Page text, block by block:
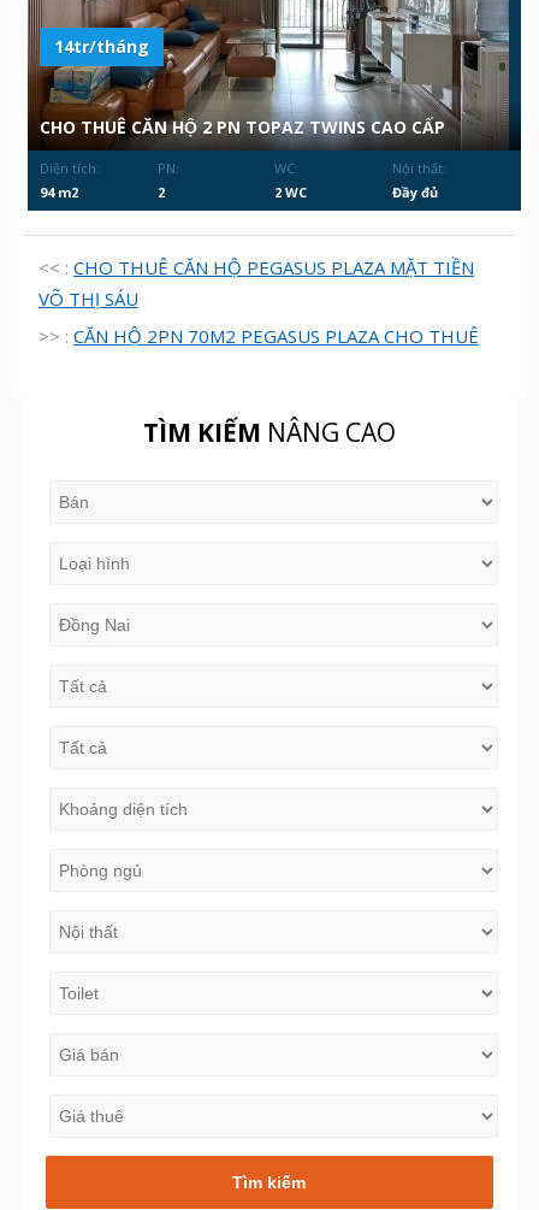
14tr/tháng
CHO THUÊ CĂN HỘ 2 PN TOPAZ TWINS CAO CẤP
Diện tích:
94 m2
PN:
2
WC:
2 WC
Nội thất:
Đầy đủ
<< : CHO THUÊ CĂN HỘ PEGASUS PLAZA MẶT TIỀN
VÕ THỊ SÁU
>> : CĂN HỘ 2PN 70M2 PEGASUS PLAZA CHO THUÊ
TÌM KIẾM NÂNG CAO